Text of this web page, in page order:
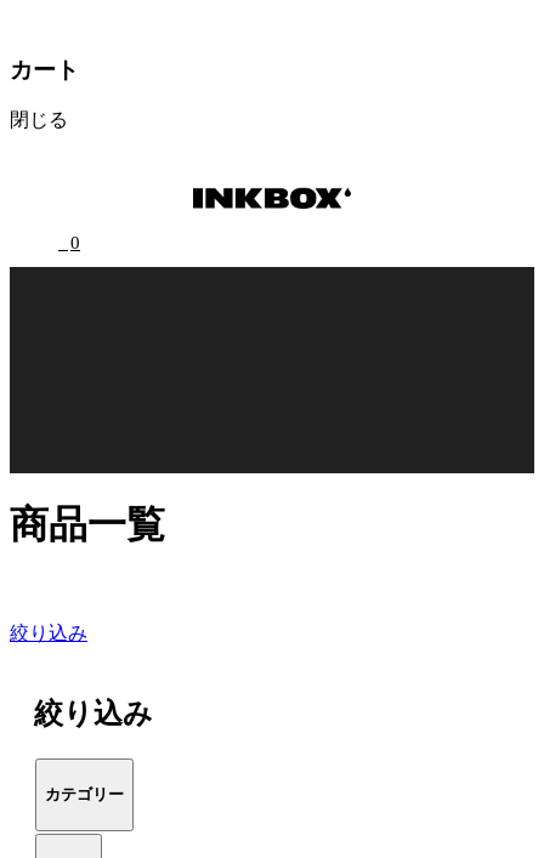
カート
閉じる
0
商品一覧
絞り込み
絞り込み
カテゴリー